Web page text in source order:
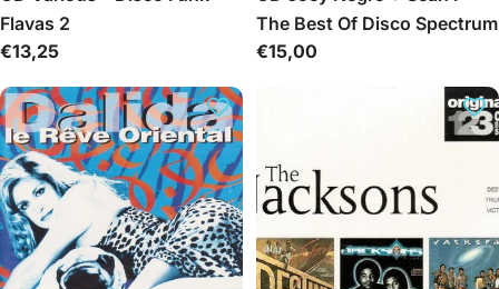
Flavas 2
Įprasta
€13,25
The Best Of Disco Spectrum
Įprasta
€15,00